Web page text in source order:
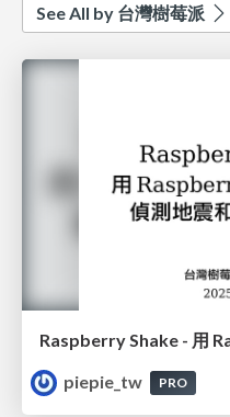
See All by 台灣樹莓派
piepie_tw
PRO